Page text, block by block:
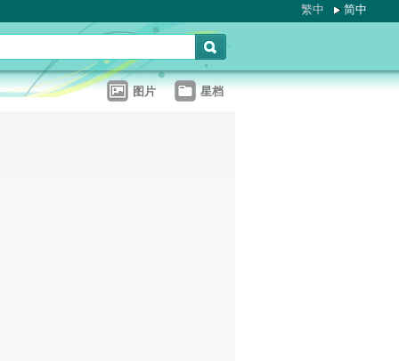
繁中 简中
图片 星档